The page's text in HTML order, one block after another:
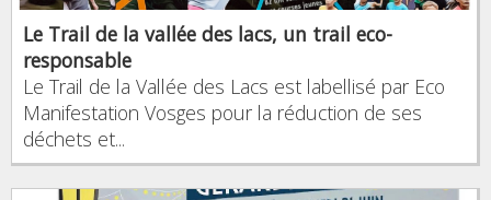
Le Trail de la vallée des lacs, un trail eco-
responsable
Le Trail de la Vallée des Lacs est labellisé par Eco
Manifestation Vosges pour la réduction de ses
déchets et...